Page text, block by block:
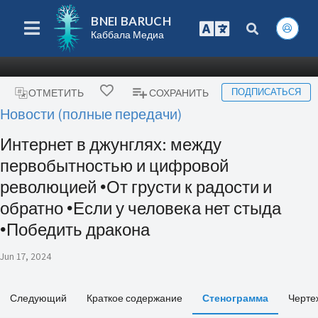
BNEI BARUCH
Каббала Медиа
ОТМЕТИТЬ СОХРАНИТЬ ПОДПИСАТЬСЯ
Новости (полные передачи)
Интернет в джунглях: между
первобытностью и цифровой
революцией 🞄От грусти к радости и
обратно 🞄Если у человека нет стыда
🞄Победить дракона
Jun 17, 2024
Следующий Краткое содержание Стенограмма